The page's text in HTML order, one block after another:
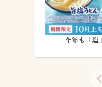
今年も「塩